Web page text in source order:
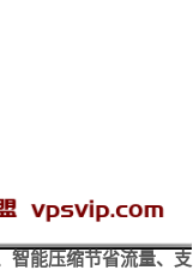
智能压缩节省流量、支